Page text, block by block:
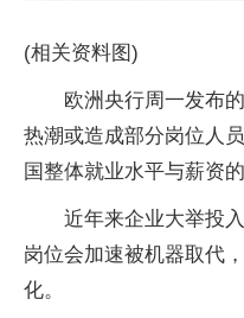
(相关资料图)
欧洲央行周一发布
热潮或造成部分岗位人
国整体就业水平与薪资
近年来企业大举投
岗位会加速被机器取代
化。